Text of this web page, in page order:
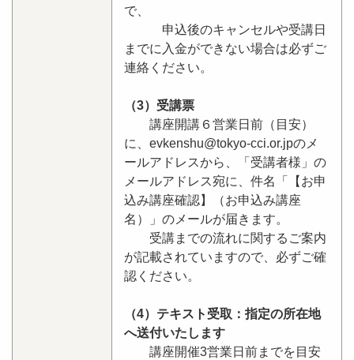
で、
申込後のキャンセルや受講日
までに入金ができない場合は必ずご
連絡ください。
（3）受講票
講座開講６営業日前（目安）
に、evkenshu@tokyo-cci.or.jpのメ
ールアドレスから、「受講者様」の
メールアドレス宛に、件名「【お申
込み講座確認】（お申込み講座
名）」のメールが届きます。
受講までの流れに関するご案内
が記載されていますので、必ずご確
認ください。
（4）テキスト受取：指定の所在地
へ送付いたします
講座開催3営業日前までを目安